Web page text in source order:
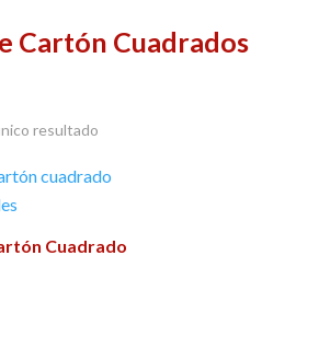
Cartón Cuadrados
resultado
Cuadrado